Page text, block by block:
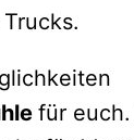
für euch.